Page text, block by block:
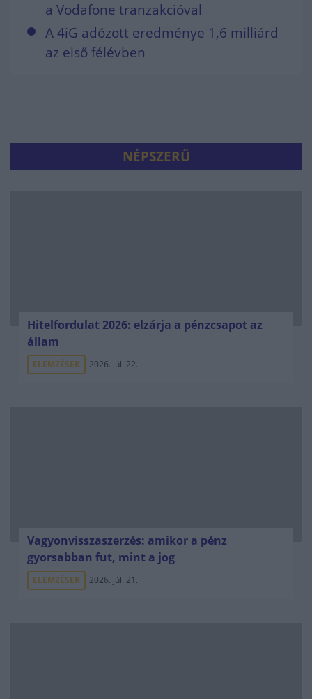
a Vodafone tranzakcióval
A 4iG adózott eredménye 1,6 milliárd
az első félévben
NÉPSZERŰ
Hitelfordulat 2026: elzárja a pénzcsapot az
állam
ELEMZÉSEK 2026. júl. 22.
Vagyonvisszaszerzés: amikor a pénz
gyorsabban fut, mint a jog
ELEMZÉSEK 2026. júl. 21.